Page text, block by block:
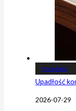
Poradniki
Upadłość
2026-07-29